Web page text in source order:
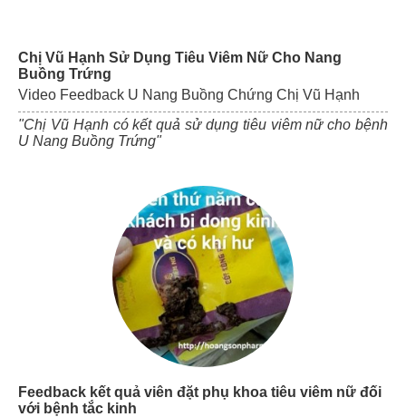
Chị Vũ Hạnh Sử Dụng Tiêu Viêm Nữ Cho Nang
Buồng Trứng
Video Feedback U Nang Buồng Chứng Chị Vũ Hạnh
"Chị Vũ Hạnh có kết quả sử dụng tiêu viêm nữ cho bệnh
U Nang Buồng Trứng"
Feedback kết quả viên đặt phụ khoa tiêu viêm nữ đối
với bệnh tắc kinh